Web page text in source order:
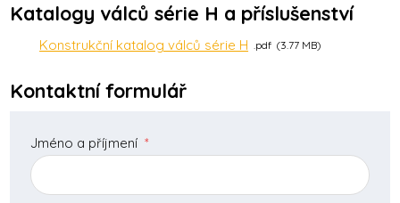
Katalogy válců série H a příslušenství
Konstrukční katalog válců série H pdf 3.77 MB
Kontaktní formulář
Jméno a příjmení *